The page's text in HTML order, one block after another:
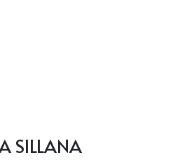
SILLANA